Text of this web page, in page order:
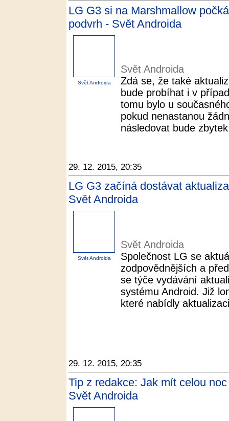
LG G3 si na Marshmallow
podvrh - Svět Androida
Svět Androida
Svět Androida
Zdá se, že také
bude probíhat i v
tomu bylo u
pokud nenastanou
následovat bude
29. 12. 2015, 20:35
LG G3 začíná dostávat
Svět Androida
Svět Androida
Svět Androida
Společnost LG se
zodpovědnějších a
se týče vydávání
systému Android. Již
které nabídly
29. 12. 2015, 20:35
Tip z redakce: Jak mít celou
Svět Androida